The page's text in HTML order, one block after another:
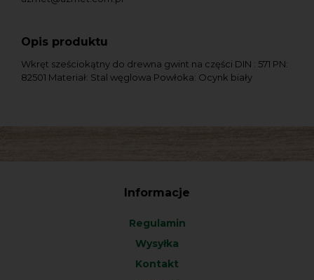
Opis produktu
Wkręt sześciokątny do drewna gwint na części DIN : 571 PN:
82501 Materiał: Stal węglowa Powłoka: Ocynk biały
Informacje
Regulamin
Wysyłka
Kontakt